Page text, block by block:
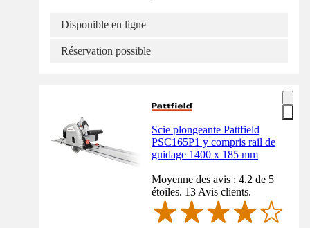
Disponible en ligne
Réservation possible
Scie plongeante Pattfield
PSC165P1 y compris rail de
guidage 1400 x 185 mm
Moyenne des avis : 4.2 de 5
étoiles. 13 Avis clients.